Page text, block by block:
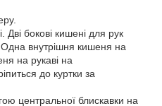
Дві бокові кишені для рук
внутрішня кишеня на
на рукаві на
до куртки за
центральної блискавки на